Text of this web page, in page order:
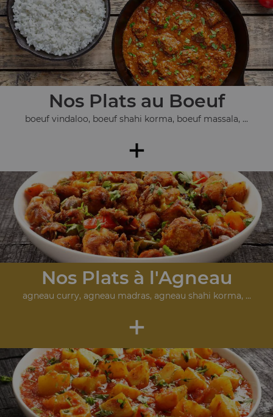
Nos Plats au Boeuf
boeuf vindaloo, boeuf shahi korma, boeuf massala, ...
+
Nos Plats à l'Agneau
agneau curry, agneau madras, agneau shahi korma, ...
+